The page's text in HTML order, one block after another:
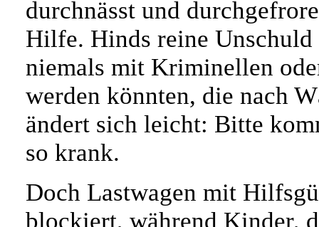
durchnässt und
Hilfe. Hinds reine
niemals mit Kriminellen
werden könnten, die nach
ändert sich leicht: Bitte
so krank.
Doch Lastwagen mit
blockiert, während Kinder,